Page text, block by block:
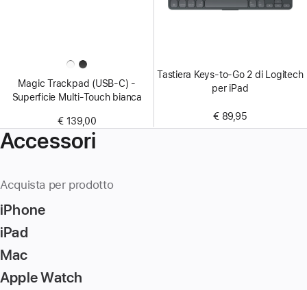
Magic Trackpad (USB‑C) -
Superficie Multi‑Touch bianca
€ 139,00
Tastiera Keys-to-Go 2 di Logitech
per iPad
€ 89,95
Accessori
Acquista per prodotto
iPhone
iPad
Mac
Apple Watch